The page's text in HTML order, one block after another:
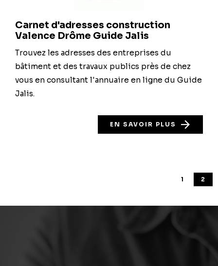
Carnet d'adresses construction
Valence Drôme Guide Jalis
Trouvez les adresses des entreprises du
bâtiment et des travaux publics près de chez
vous en consultant l'annuaire en ligne du Guide
Jalis.
EN SAVOIR PLUS
1 2